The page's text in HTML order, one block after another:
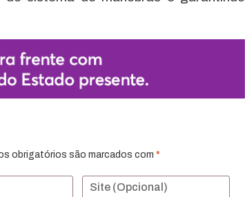
obrigatórios são marcados com *